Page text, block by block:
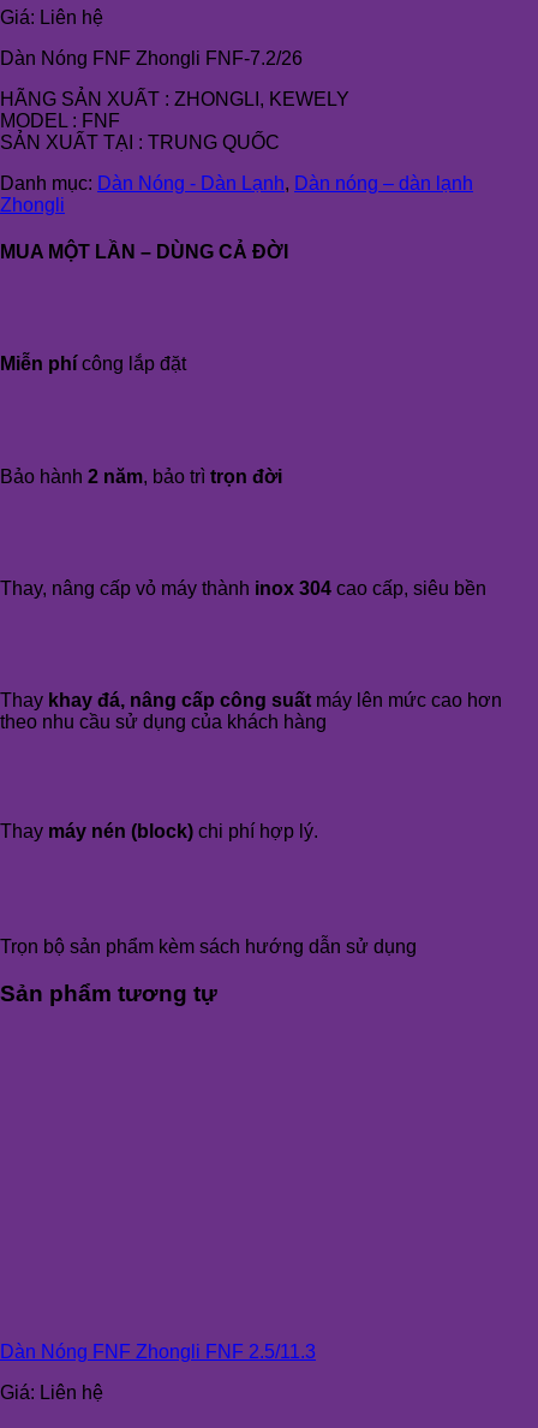
Giá: Liên hệ
Dàn Nóng FNF Zhongli FNF-7.2/26
HÃNG SẢN XUẤT : ZHONGLI, KEWELY
MODEL : FNF
SẢN XUẤT TẠI : TRUNG QUỐC
Danh mục: Dàn Nóng - Dàn Lạnh, Dàn nóng – dàn lạnh
Zhongli
MUA MỘT LẦN – DÙNG CẢ ĐỜI
Miễn phí công lắp đặt
Bảo hành 2 năm, bảo trì trọn đời
Thay, nâng cấp vỏ máy thành inox 304 cao cấp, siêu bền
Thay khay đá, nâng cấp công suất máy lên mức cao hơn
theo nhu cầu sử dụng của khách hàng
Thay máy nén (block) chi phí hợp lý.
Trọn bộ sản phẩm kèm sách hướng dẫn sử dụng
Sản phẩm tương tự
Dàn Nóng FNF Zhongli FNF 2.5/11.3
Giá: Liên hệ